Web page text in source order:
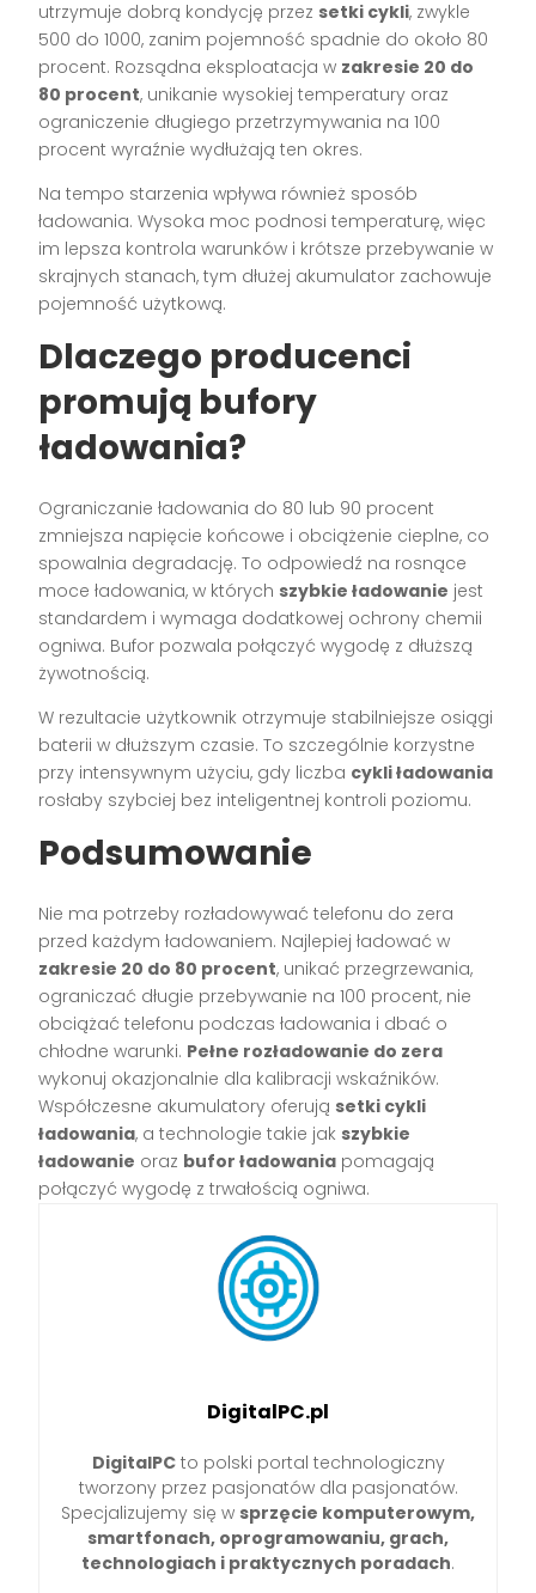
utrzymuje dobrą kondycję przez setki cykli, zwykle
500 do 1000, zanim pojemność spadnie do około 80
procent. Rozsądna eksploatacja w zakresie 20 do
80 procent, unikanie wysokiej temperatury oraz
ograniczenie długiego przetrzymywania na 100
procent wyraźnie wydłużają ten okres.
Na tempo starzenia wpływa również sposób
ładowania. Wysoka moc podnosi temperaturę, więc
im lepsza kontrola warunków i krótsze przebywanie w
skrajnych stanach, tym dłużej akumulator zachowuje
pojemność użytkową.
Dlaczego producenci
promują bufory
ładowania?
Ograniczanie ładowania do 80 lub 90 procent
zmniejsza napięcie końcowe i obciążenie cieplne, co
spowalnia degradację. To odpowiedź na rosnące
moce ładowania, w których szybkie ładowanie jest
standardem i wymaga dodatkowej ochrony chemii
ogniwa. Bufor pozwala połączyć wygodę z dłuższą
żywotnością.
W rezultacie użytkownik otrzymuje stabilniejsze osiągi
baterii w dłuższym czasie. To szczególnie korzystne
przy intensywnym użyciu, gdy liczba cykli ładowania
rosłaby szybciej bez inteligentnej kontroli poziomu.
Podsumowanie
Nie ma potrzeby rozładowywać telefonu do zera
przed każdym ładowaniem. Najlepiej ładować w
zakresie 20 do 80 procent, unikać przegrzewania,
ograniczać długie przebywanie na 100 procent, nie
obciążać telefonu podczas ładowania i dbać o
chłodne warunki. Pełne rozładowanie do zera
wykonuj okazjonalnie dla kalibracji wskaźników.
Współczesne akumulatory oferują setki cykli
ładowania, a technologie takie jak szybkie
ładowanie oraz bufor ładowania pomagają
połączyć wygodę z trwałością ogniwa.
DigitalPC.pl
DigitalPCto polski portal technologiczny
tworzony przez pasjonatów dla pasjonatów.
Specjalizujemy się w sprzęcie komputerowym,
smartfonach, oprogramowaniu, grach,
technologiach i praktycznych poradach.